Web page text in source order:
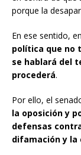
porque la
En ese sentido,
política que no
se hablará del
procederá.
Por ello, el
la oposición y
defensas
difamación y la